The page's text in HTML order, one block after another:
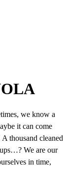
we know a
it can come
thousand cleaned
We are our
in time,